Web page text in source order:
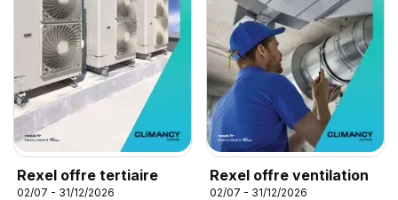
Rexel offre tertiaire
02/07 - 31/12/2026
Rexel offre ventilation
02/07 - 31/12/2026